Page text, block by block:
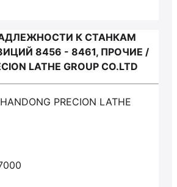
К СТАНКАМ
8456 - 8461, ПРОЧИЕ /
LATHE GROUP CO.LTD
PRECION LATHE